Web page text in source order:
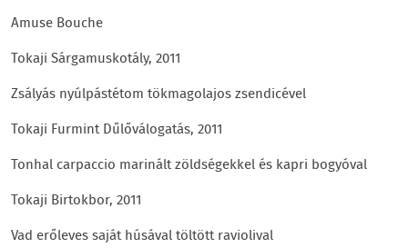
Amuse Bouche
Tokaji Sárgamuskotály, 2011
Zsályás nyúlpástétom tökmagolajos zsendicével
Tokaji Furmint Dűlőválogatás, 2011
Tonhal carpaccio marinált zöldségekkel és kapri bogyóval
Tokaji Birtokbor, 2011
Vad erőleves saját húsával töltött raviolival